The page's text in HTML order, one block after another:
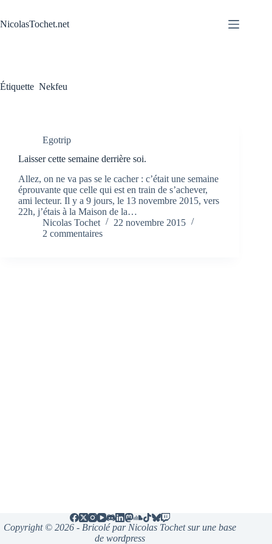
contenu
NicolasTochet.net
Étiquette Nekfeu
Egotrip
Laisser cette semaine derrière soi.
Allez, on ne va pas se le cacher : c’était une semaine
éprouvante que celle qui est en train de s’achever,
ami lecteur. Il y a 9 jours, le 13 novembre 2015, vers
22h, j’étais à la Maison de la…
Nicolas Tochet
22 novembre 2015
2 commentaires
Copyright © 2026 - Bricolé par Nicolas Tochet sur une base
de wordpress